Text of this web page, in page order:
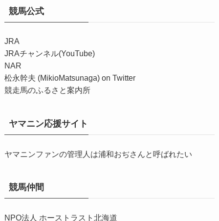
競馬公式
JRA
JRAチャンネル(YouTube)
NAR
松永幹夫 (MikioMatsunaga) on Twitter
競走馬のふるさと案内所
ヤマニン応援サイト
ヤマニンファンの管理人は浦和おぢさんと呼ばれたい
競馬仲間
NPO法人 ホーストラスト北海道